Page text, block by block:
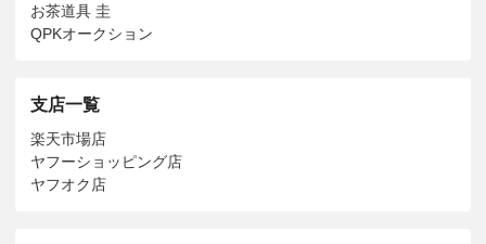
お茶道具 圭
QPKオークション
支店一覧
楽天市場店
ヤフーショッピング店
ヤフオク店